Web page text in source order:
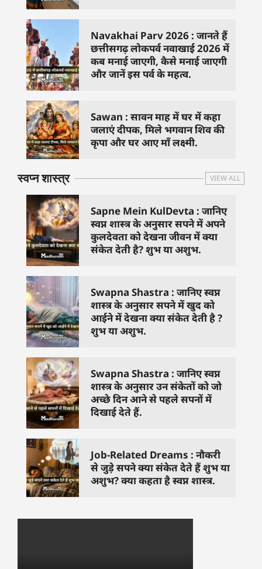
Navakhai Parv 2026 : जानते हैं
छत्तीसगढ़ लोकपर्व नवाखाई 2026 में
कब मनाई जाएगी, कैसे मनाई जाएगी
और जानें इस पर्व के महत्व.
Sawan : सावन माह में घर में कहा
जलाएं दीपक, मिले भगवान शिव की
कृपा और घर आए माँ लक्ष्मी.
स्वप्न शास्त्र VIEW ALL
Sapne Mein KulDevta : जानिए
स्वप्न शास्त्र के अनुसार सपने में अपने
कुलदेवता को देखना जीवन में क्या
संकेत देती है? शुभ या अशुभ.
Swapna Shastra : जानिए स्वप्न
शास्त्र के अनुसार सपने में खुद को
आईने में देखना क्या संकेत देती है ?
शुभ या अशुभ.
Swapna Shastra : जानिए स्वप्न
शास्त्र के अनुसार उन संकेतों को जो
अच्छे दिन आने से पहले सपनों में
दिखाई देते हैं.
Job-Related Dreams : नौकरी
से जुड़े सपने क्या संकेत देते हैं शुभ या
अशुभ? क्या कहता है स्वप्न शास्त्र.